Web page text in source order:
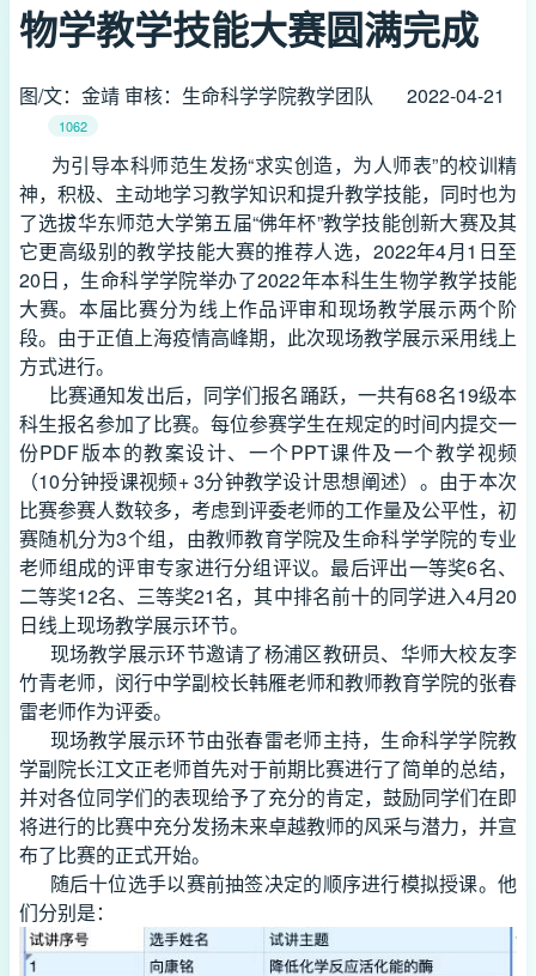
物学教学技能大赛圆满完成
图/文：金靖 审核：生命科学学院教学团队 2022-04-21
1062
为引导本科师范生发扬“求实创造，为人师表”的校训精
神，积极、主动地学习教学知识和提升教学技能，同时也为
了选拔华东师范大学第五届“佛年杯”教学技能创新大赛及其
它更高级别的教学技能大赛的推荐人选，2022年4月1日至
20日，生命科学学院举办了2022年本科生生物学教学技能
大赛。本届比赛分为线上作品评审和现场教学展示两个阶
段。由于正值上海疫情高峰期，此次现场教学展示采用线上
方式进行。
比赛通知发出后，同学们报名踊跃，一共有68名19级本
科生报名参加了比赛。每位参赛学生在规定的时间内提交一
份PDF版本的教案设计、一个PPT课件及一个教学视频
（10分钟授课视频+ 3分钟教学设计思想阐述）。由于本次
比赛参赛人数较多，考虑到评委老师的工作量及公平性，初
赛随机分为3个组，由教师教育学院及生命科学学院的专业
老师组成的评审专家进行分组评议。最后评出一等奖6名、
二等奖12名、三等奖21名，其中排名前十的同学进入4月20
日线上现场教学展示环节。
现场教学展示环节邀请了杨浦区教研员、华师大校友李
竹青老师，闵行中学副校长韩雁老师和教师教育学院的张春
雷老师作为评委。
现场教学展示环节由张春雷老师主持，生命科学学院教
学副院长江文正老师首先对于前期比赛进行了简单的总结，
并对各位同学们的表现给予了充分的肯定，鼓励同学们在即
将进行的比赛中充分发扬未来卓越教师的风采与潜力，并宣
布了比赛的正式开始。
随后十位选手以赛前抽签决定的顺序进行模拟授课。他
们分别是：